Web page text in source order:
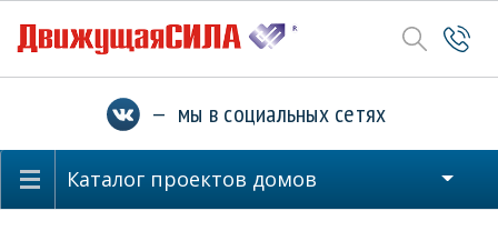
— мы в социальных сетях
Каталог проектов домов